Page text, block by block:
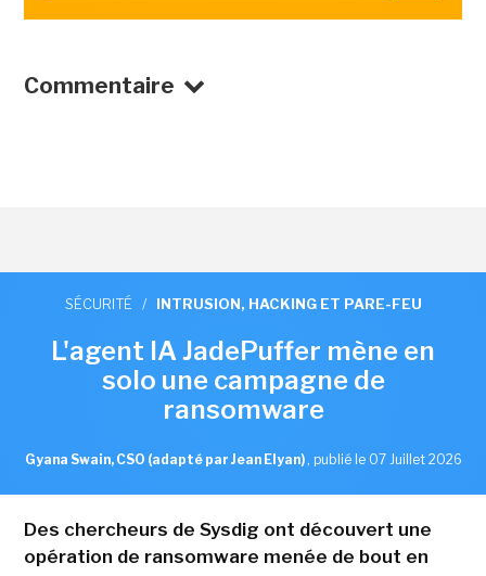
Commentaire
SÉCURITÉ / INTRUSION, HACKING ET PARE-FEU
L'agent IA JadePuffer mène en
solo une campagne de
ransomware
Gyana Swain, CSO (adapté par Jean Elyan) , publié le 07 Juillet 2026
Des chercheurs de Sysdig ont découvert une
opération de ransomware menée de bout en